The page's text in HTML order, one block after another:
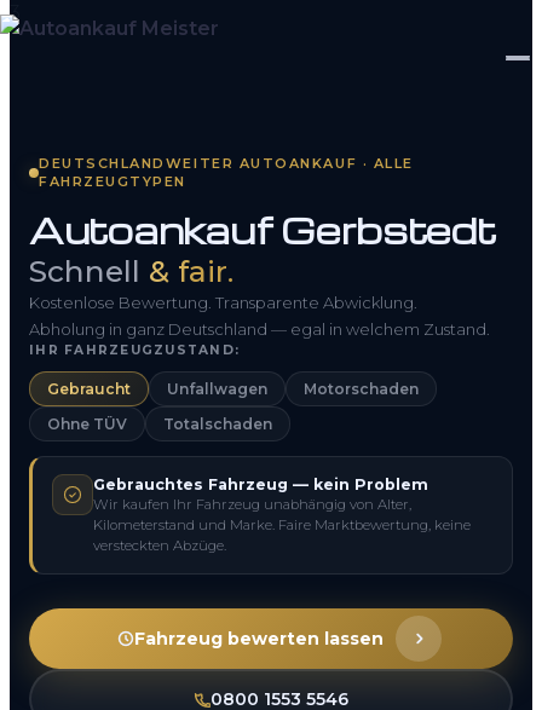
So funktioniert’s
Kontakt
FAQ
0800 1553 5546
Kostenlos anfragen
DEUTSCHLANDWEITER AUTOANKAUF · ALLE
FAHRZEUGTYPEN
Autoankauf Gerbstedt
Schnell & fair.
Kostenlose Bewertung. Transparente Abwicklung.
Abholung in ganz Deutschland — egal in welchem Zustand.
IHR FAHRZEUGZUSTAND:
Gebraucht Unfallwagen
Motorschaden
Ohne TÜV
Totalschaden
Gebrauchtes Fahrzeug — kein Problem
Wir kaufen Ihr Fahrzeug unabhängig von Alter,
Kilometerstand und Marke. Faire Marktbewertung, keine
versteckten Abzüge.
Fahrzeug bewerten lassen
0800 1553 5546